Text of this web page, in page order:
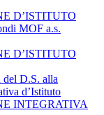
D’ISTITUTO
MOF a.s.
D’ISTITUTO
del D.S. alla
d’Istituto
INTEGRATIVA